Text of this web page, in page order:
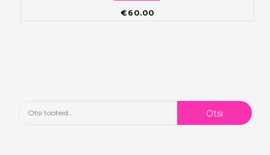
€ 60.00
Otsi: Otsi